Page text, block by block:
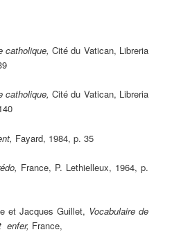
catholique, Cité du Vatican, Libreria
catholique, Cité du Vatican, Libreria
Fayard, 1984, p. 35
France, P. Lethielleux, 1964, p.
Jacques Guillet, Vocabulaire de
enfer, France,